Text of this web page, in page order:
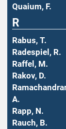
Quaium, F.
R
Rabus, T.
Radespiel, R.
Raffel, M.
Rakov, D.
A.
Rapp, N.
Rauch, B.